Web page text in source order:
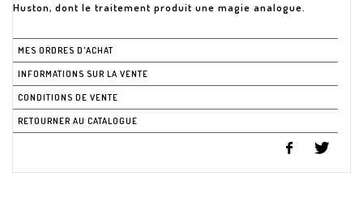
Huston, dont le traitement produit une magie analogue.
MES ORDRES D'ACHAT
INFORMATIONS SUR LA VENTE
CONDITIONS DE VENTE
RETOURNER AU CATALOGUE